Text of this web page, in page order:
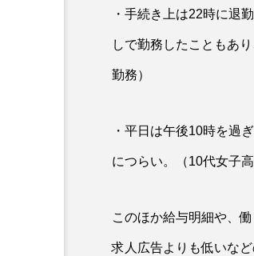
・手続き上は22時に退
しで勤務したこともあ
勤務）
・平日は午後10時を過
につらい。（10代女子
このほか給与明細や、
求人広告よりも低いな